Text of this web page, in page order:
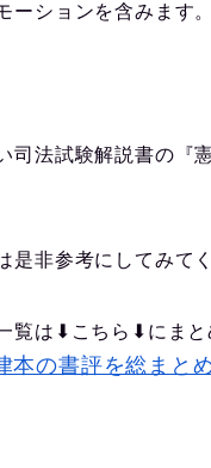
ーションを含みます
司法試験解説書の
是非参考にしてみて
覧は⬇︎こちら⬇︎にま
本の書評を総ま